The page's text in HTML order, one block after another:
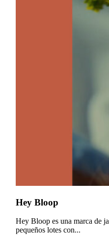
Hey Bloop
Hey Bloop es una marca de
pequeños lotes con...